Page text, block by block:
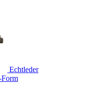
Echtleder
Form